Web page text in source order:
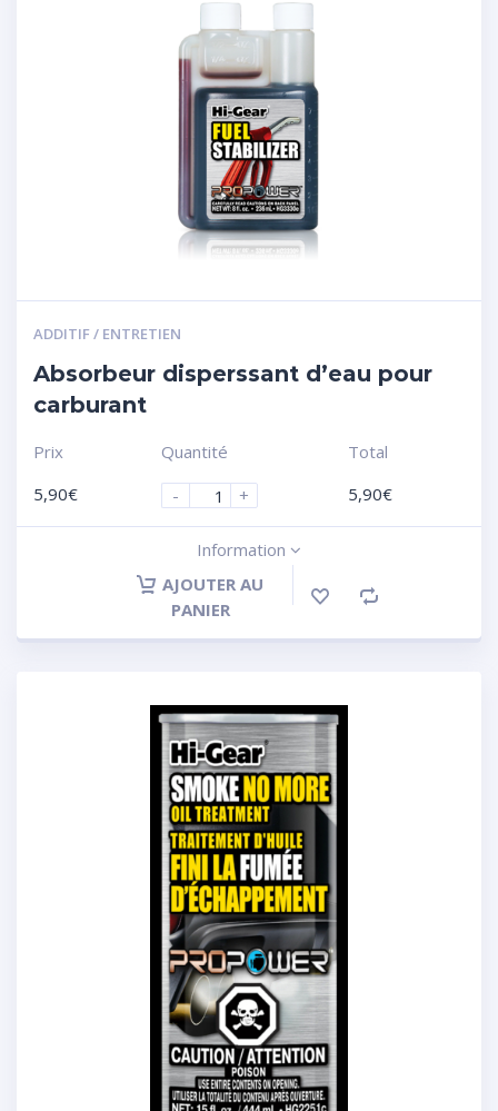
ADDITIF / ENTRETIEN
Absorbeur disperssant d’eau pour
carburant
Prix
5,90€
Quantité
-
+
Total
5,90€
Information
AJOUTER AU
PANIER